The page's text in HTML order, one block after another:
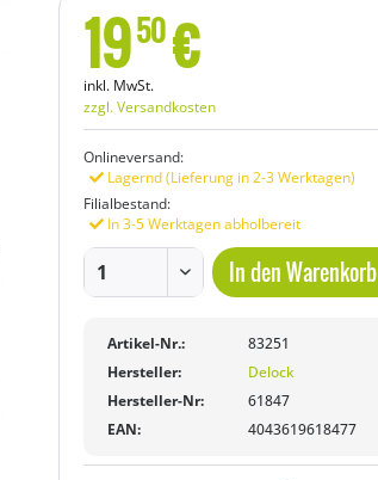
1950€
inkl. MwSt.
zzgl. Versandkosten
Onlineversand:
Lagernd (Lieferung in 2-3 Werktagen)
Filialbestand:
In 3-5 Werktagen abholbereit
In denWarenkorb
Artikel-Nr.:
83251
Hersteller:
Delock
Hersteller-Nr:
61847
EAN:
4043619618477